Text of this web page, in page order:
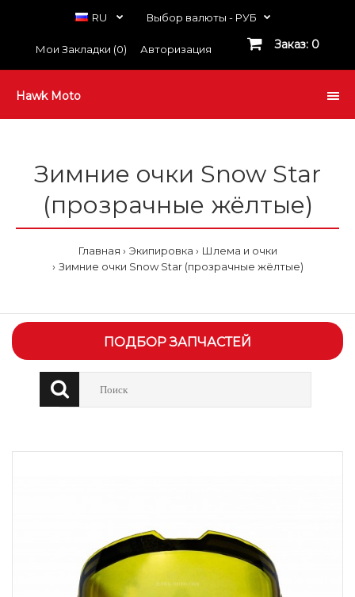
RU Выбор валюты - РУБ
Мои Закладки (0) Авторизация Заказ: 0
Hawk Moto
Зимние очки Snow Star
(прозрачные жёлтые)
Главная Экипировка
Шлема и очки
Зимние очки Snow Star (прозрачные жёлтые)
ПОДБОР ЗАПЧАСТЕЙ